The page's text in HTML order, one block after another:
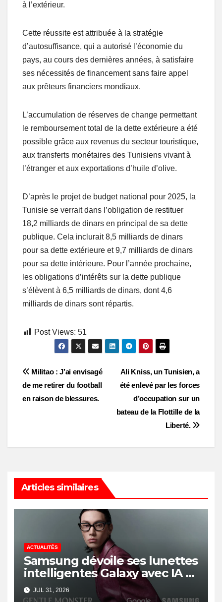
à l’extérieur.
Cette réussite est attribuée à la stratégie
d’autosuffisance, qui a autorisé l’économie du
pays, au cours des dernières années, à satisfaire
ses nécessités de financement sans faire appel
aux prêteurs financiers mondiaux.
L’accumulation de réserves de change permettant
le remboursement total de la dette extérieure a été
possible grâce aux revenus du secteur touristique,
aux transferts monétaires des Tunisiens vivant à
l’étranger et aux exportations d’huile d’olive.
D’après le projet de budget national pour 2025, la
Tunisie se verrait dans l’obligation de restituer
18,2 milliards de dinars en principal de sa dette
publique. Cela inclurait 8,5 milliards de dinars
pour sa dette extérieure et 9,7 milliards de dinars
pour sa dette intérieure. Pour l’année prochaine,
les obligations d’intérêts sur la dette publique
s’élèvent à 6,5 milliards de dinars, dont 4,6
milliards de dinars sont répartis.
Post Views: 51
Post
navigation
Ali Kniss, un Tunisien, a
été enlevé par les forces
d’occupation sur un
bateau de la Flottille de la
Liberté.
Militao : J’ai envisagé
de me retirer du football
en raison de blessures.
Articles similaires
ACTUALITÉS
Samsung dévoile ses lunettes
intelligentes Galaxy avec IA et
Gemini
JUL 31, 2026